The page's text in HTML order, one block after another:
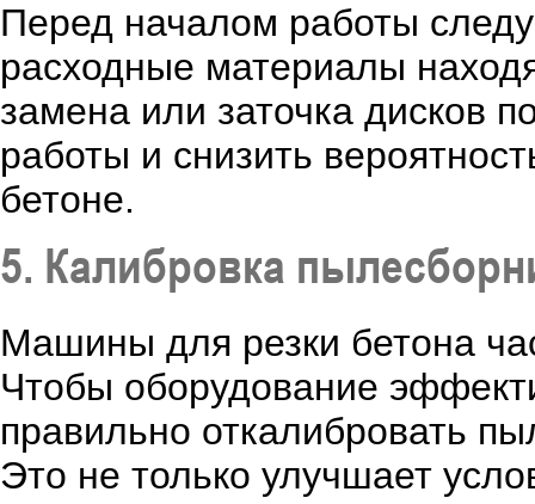
Перед началом работы
расходные материалы
замена или заточка дисков
работы и снизить
бетоне.
5. Калибровка
Машины для резки бетона
Чтобы оборудование
правильно откалибровать
Это не только улучшает